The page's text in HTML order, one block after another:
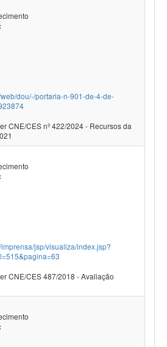
dou/-/portaria-n-901-de-4-de-
jsp/visualiza/index.jsp?
CNE/CES 487/2018 - Avaliação